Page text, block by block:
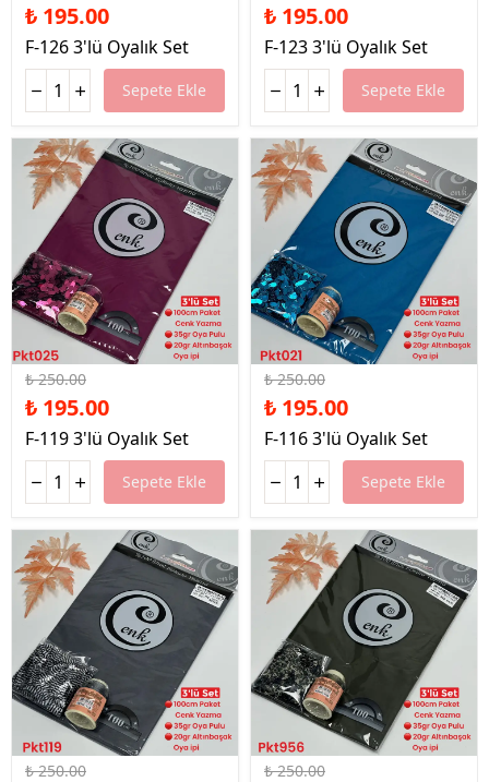
₺ 195.00
F-126 3'lü Oyalık Set
Sepete Ekle
₺ 195.00
F-123 3'lü Oyalık Set
Sepete Ekle
%22 İndirim
₺ 250.00
₺ 195.00
F-119 3'lü Oyalık Set
Sepete Ekle
%22 İndirim
₺ 250.00
₺ 195.00
F-116 3'lü Oyalık Set
Sepete Ekle
%22 İndirim
₺ 250.00
%22 İndirim
₺ 250.00